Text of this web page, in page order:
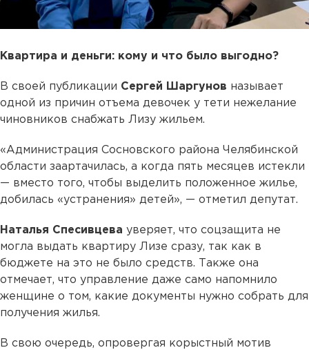
Квартира и деньги: кому и что было выгодно?
В своей публикации Сергей Шаргунов называет
одной из причин отъема девочек у тети нежелание
чиновников снабжать Лизу жильем.
«Администрация Сосновского района Челябинской
области заартачилась, а когда пять месяцев истекли
— вместо того, чтобы выделить положенное жилье,
добилась «устранения» детей», — отметил депутат.
Наталья Спесивцева уверяет, что соцзащита не
могла выдать квартиру Лизе сразу, так как в
бюджете на это не было средств. Также она
отмечает, что управление даже само напомнило
женщине о том, какие документы нужно собрать для
получения жилья.
В свою очередь, опровергая корыстный мотив